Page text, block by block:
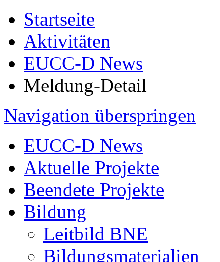
Startseite
Aktivitäten
EUCC-D News
Meldung-Detail
Navigation überspringen
EUCC-D News
Aktuelle Projekte
Beendete Projekte
Bildung
Leitbild BNE
Bildungsmaterialien